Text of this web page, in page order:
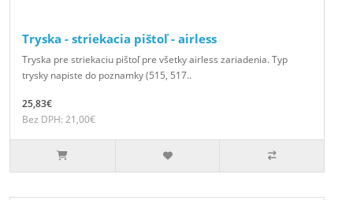
Tryska - striekacia pištoľ - airless
Tryska pre striekaciu pištoľ pre všetky airless zariadenia. Typ
trysky napiste do poznamky (515, 517..
25,83€
Bez DPH: 21,00€